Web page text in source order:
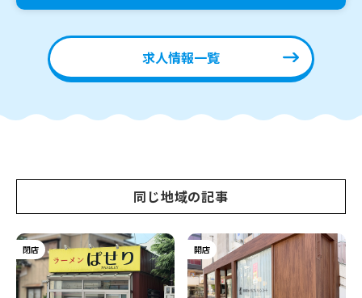
求人情報一覧
同じ地域の記事
閉店 開店